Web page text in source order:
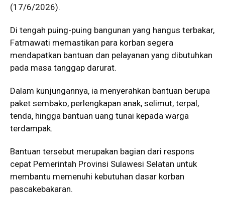
(17/6/2026).
Di tengah puing-puing bangunan yang hangus terbakar,
Fatmawati memastikan para korban segera
mendapatkan bantuan dan pelayanan yang dibutuhkan
pada masa tanggap darurat.
Dalam kunjungannya, ia menyerahkan bantuan berupa
paket sembako, perlengkapan anak, selimut, terpal,
tenda, hingga bantuan uang tunai kepada warga
terdampak.
Bantuan tersebut merupakan bagian dari respons
cepat Pemerintah Provinsi Sulawesi Selatan untuk
membantu memenuhi kebutuhan dasar korban
pascakebakaran.